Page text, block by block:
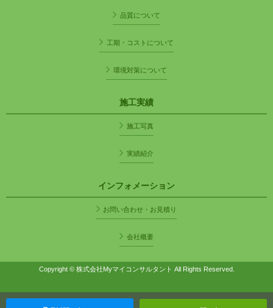
品質について
工期・コストについて
環境対策について
施工実績
施工写真
実績紹介
インフォメーション
お問い合わせ・お見積り
会社概要
Copyright © 株式会社Myマイコンサルタント All Rights Reserved.